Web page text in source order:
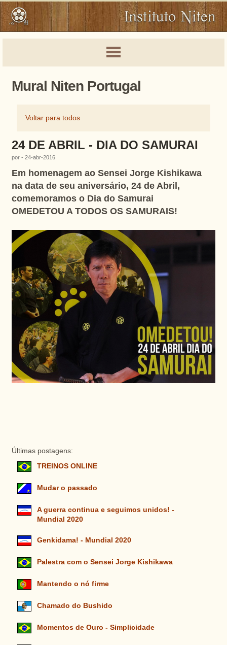
Mural Niten Portugal
Voltar para todos
24 DE ABRIL - DIA DO SAMURAI
por - 24-abr-2016
Em homenagem ao Sensei Jorge Kishikawa
na data de seu aniversário, 24 de Abril,
comemoramos o Dia do Samurai
OMEDETOU A TODOS OS SAMURAIS!
Últimas postagens:
TREINOS ONLINE
Mudar o passado
A guerra continua e seguimos unidos! -
Mundial 2020
Genkidama! - Mundial 2020
Palestra com o Sensei Jorge Kishikawa
Mantendo o nó firme
Chamado do Bushido
Momentos de Ouro - Simplicidade